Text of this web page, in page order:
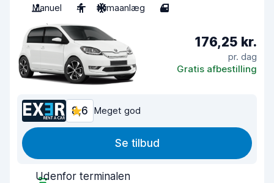
Manuel 4 Klimaanlæg 4
176,25 kr.
pr. dag
Gratis afbestilling
8,6 Meget god
Se tilbud
Udenfor terminalen